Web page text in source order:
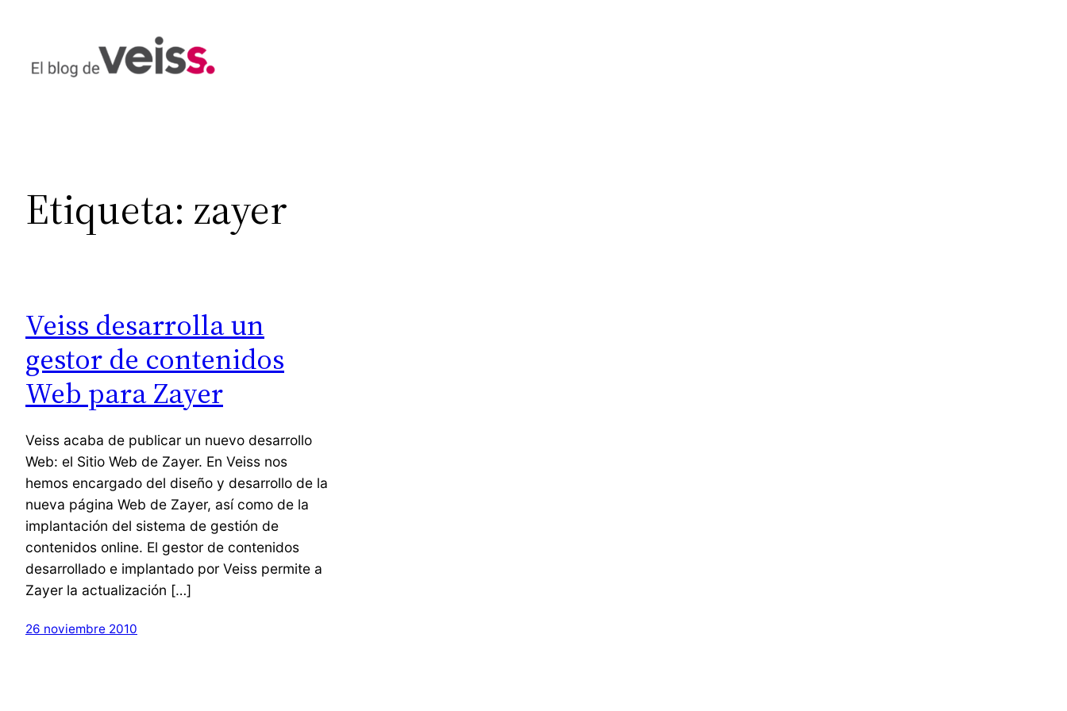
Etiqueta: zayer
Veiss desarrolla un
gestor de contenidos
Web para Zayer
Veiss acaba de publicar un nuevo desarrollo
Web: el Sitio Web de Zayer. En Veiss nos
hemos encargado del diseño y desarrollo de la
nueva página Web de Zayer, así como de la
implantación del sistema de gestión de
contenidos online. El gestor de contenidos
desarrollado e implantado por Veiss permite a
Zayer la actualización […]
26 noviembre 2010